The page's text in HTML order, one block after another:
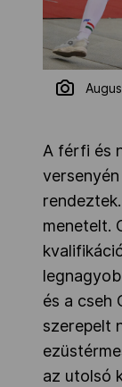
A férfi és
menetelt.
és a cseh
szerepelt
az utolsó